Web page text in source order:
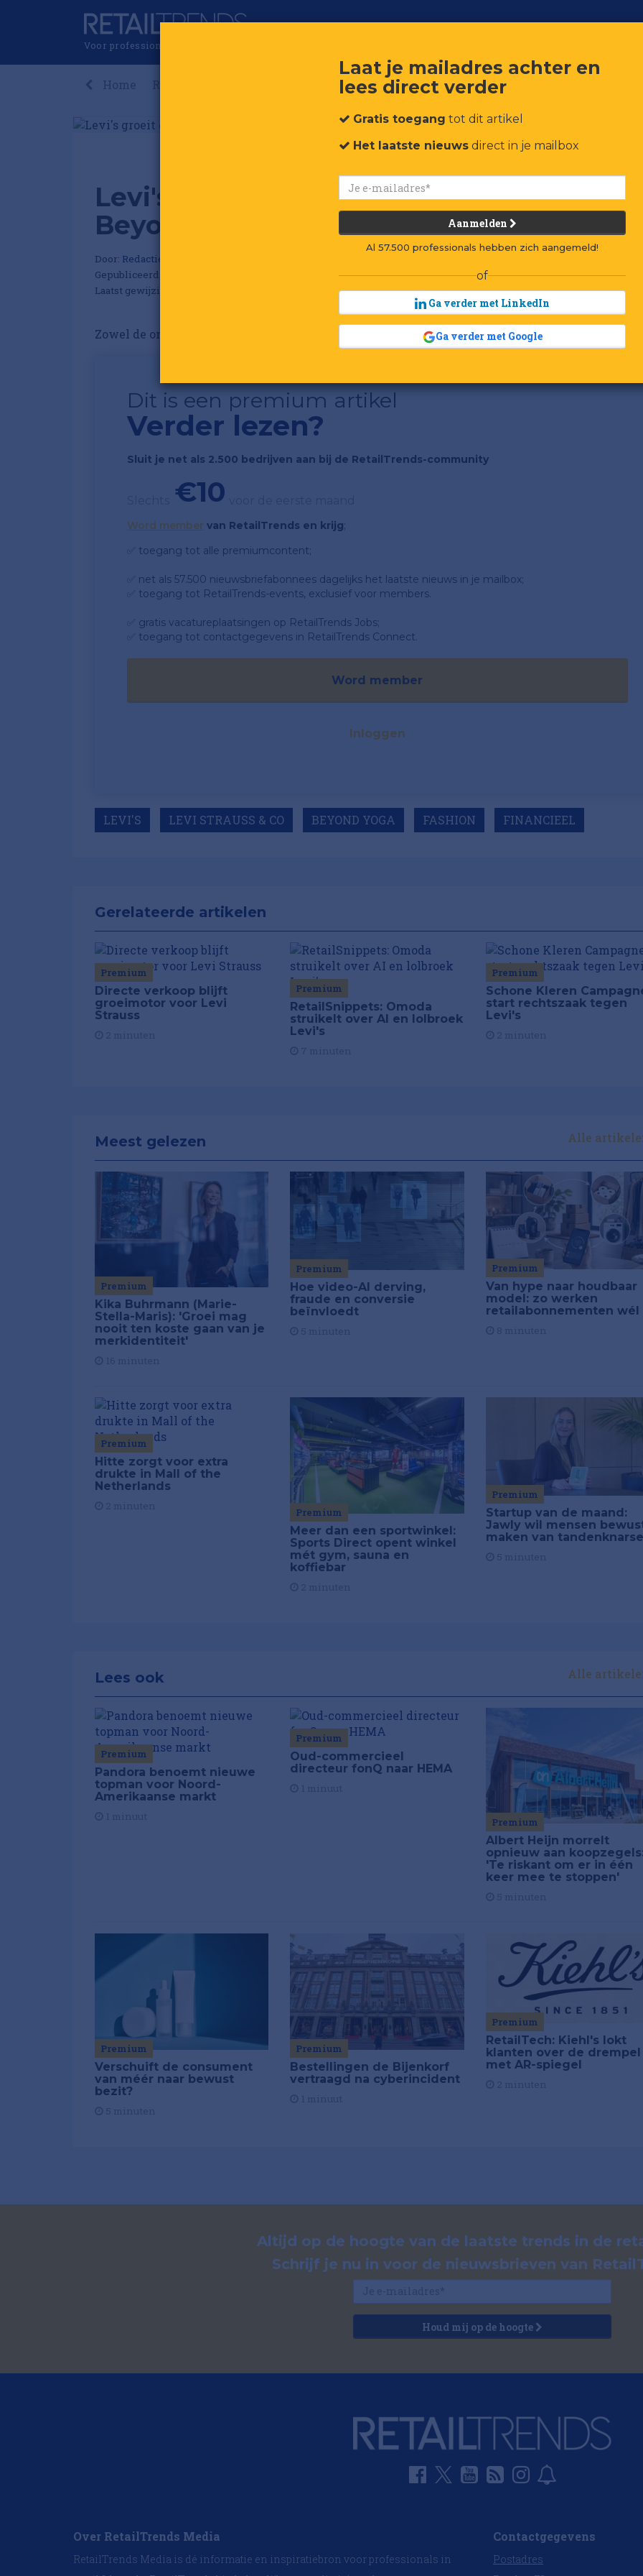
Voor professionals in retail & brands
Home Recent Events Connect Jobs
Levi's groeit door, flinke plus voor
Beyond Yoga
Door: Redactie RetailTrends
Gepubliceerd op 29 januari 2026 om 12:19
Laatst gewijzigd: 29 januari 2026 om 12:21
Zowel de omzet als de winst van Levi Strauss & Co steeg vorig jaar.
Dit is een premium artikel
Verder lezen?
Sluit je net als 2.500 bedrijven aan bij de RetailTrends-community
€10
Word member van RetailTrends en krijg;
✅ toegang tot alle premiumcontent;
✅ net als 57.500 nieuwsbriefabonnees dagelijks het laatste nieuws in je mailbox;
✅ toegang tot RetailTrends-events, exclusief voor members.
✅ gratis vacatureplaatsingen op RetailTrends Jobs;
✅ toegang tot contactgegevens in RetailTrends Connect.
Word member
Inloggen
LEVI'S LEVI STRAUSS & CO BEYOND YOGA FASHION FINANCIEEL
Gerelateerde artikelen
Premium
Directe verkoop blijft
groeimotor voor Levi
Strauss
Premium
RetailSnippets: Omoda
struikelt over AI en lolbroek
Levi's
Premium
Schone Kleren
start rechtszaak tegen
Levi's
Meest gelezen Alle
Premium
Kika Buhrmann (Marie-
Stella-Maris): 'Groei mag
nooit ten koste gaan van je
merkidentiteit'
Premium
Hoe video-AI derving,
fraude en conversie
beïnvloedt
Premium
Van hype naar houdbaar
model: zo werken
retailabonnementen wél
Premium
Hitte zorgt voor extra
drukte in Mall of the
Netherlands
Premium
Meer dan een sportwinkel:
Sports Direct opent winkel
mét gym, sauna en
koffiebar
Premium
Startup van de maand:
Jawly wil mensen
maken van
Lees ook Alle
Premium
Pandora benoemt nieuwe
topman voor Noord-
Amerikaanse markt
Premium
Oud-commercieel
directeur fonQ naar HEMA
Premium
Albert Heijn morrelt
opnieuw aan
'Te riskant om er in één
keer mee te stoppen'
Premium
Verschuift de consument
van méér naar bewust
bezit?
Premium
Bestellingen de Bijenkorf
vertraagd na cyberincident
Premium
RetailTech: Kiehl's lokt
klanten over de drempel
met AR-spiegel
Altijd op de hoogte van de laatste trends in de
Schrijf je nu in voor de nieuwsbrieven van
Houd mij op de hoogte
Over RetailTrends Media
RetailTrends Media is dé informatie en inspiratiebron voor professionals in
Contactgegevens
Postadres
Laat je mailadres achter en
lees direct verder
Gratis toegang tot dit artikel
Het laatste nieuws direct in je mailbox
Aanmelden
Al 57.500 professionals hebben zich aangemeld!
of
Ga verder met LinkedIn
Ga verder met Google